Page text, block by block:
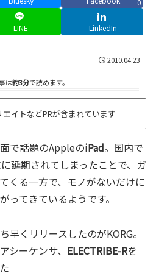
LINE LinkedIn
2010.04.23
は約3分で読めます。
イトなどPRが含まれています
で話題のAppleのiPad。国内で
延期されてしまったことで、ガ
くる一方で、モノがないだけに
ってきているようです。
早くリリースしたのがKORG。
シーケンサ、 ELECTRIBE-Rを